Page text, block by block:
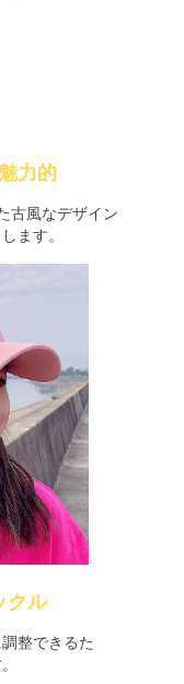
力的
古風なデザイン
ます。
クル
整できるた